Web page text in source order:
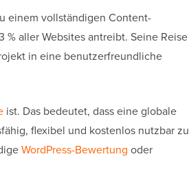
einem vollständigen Content-
aller Websites antreibt. Seine Reise
in eine benutzerfreundliche
ist. Das bedeutet, dass eine globale
flexibel und kostenlos nutzbar zu
WordPress-Bewertung oder